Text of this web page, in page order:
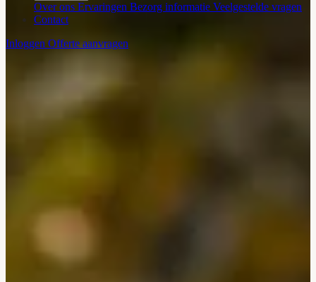
Over ons Ervaringen Bezorg informatie Veelgestelde vragen
Contact
Inloggen Offerte aanvragen